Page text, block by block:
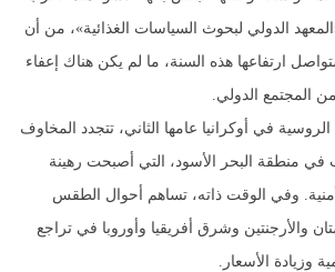
«المعهد الدولي لبحوث السياسات الغذائية»، من أن
ارتفاعها هذه السنة، ما لم يكن هناك إعفاء
المجتمع الدولي.
في أوكرانيا عامها الثاني، تتجدد المخاوف
منطقة البحر الأسود، التي أصبحت رهينة
وفي الوقت ذاته، تساهم أحوال الطقس
والأرجنتين وشرق أفريقيا وأوروبا في تراجع
وزيادة الأسعار.